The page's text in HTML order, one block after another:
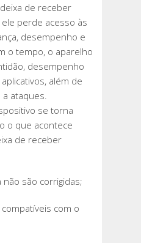
de receber
perde acesso às
desempenho e
o tempo, o aparelho
desempenho
além de
a ataques.
se torna
o que acontece
de receber
não são corrigidas;
com o